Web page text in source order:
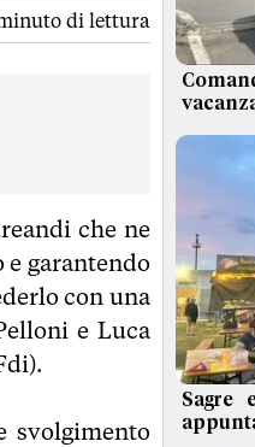
di lettura
che ne
e garantendo
con una
e Luca
svolgimento
Sagre